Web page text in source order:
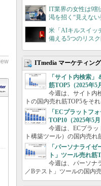
IT業界の女性は9
渇を招く“見えな
米「AIキルスイ
備える5つのリス
ITmedia マーケティン
「サイト内検索
筋TOP5（2025年5
今週は、サイト内
トの国内売れ筋TOP5をそ
「ECプラットフ
TOP10（2025年5月
今週は、ECプラッ
ト構築ツール）の国内売れ
「パーソナライ
ト」ツール売れ筋
今週は、パーソナ
／Bテスト」ツールの国内